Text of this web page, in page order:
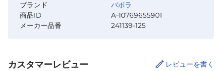
ブランド
バボラ
商品ID
A-10769655901
メーカー品番
241139-125
カスタマーレビュー レビューを書く